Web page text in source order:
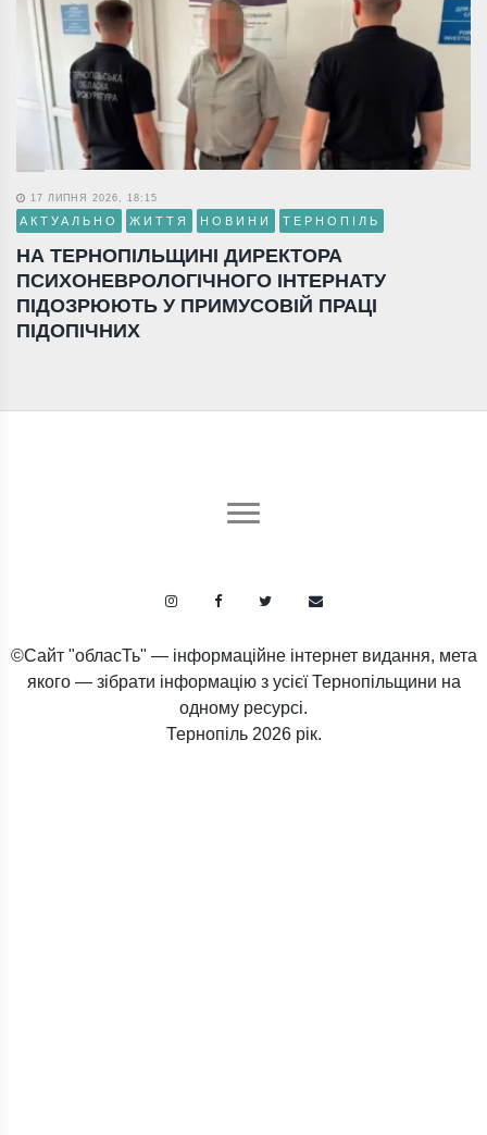
17 ЛИПНЯ 2026, 18:15
АКТУАЛЬНО ЖИТТЯ НОВИНИ ТЕРНОПІЛЬ
НА ТЕРНОПІЛЬЩИНІ ДИРЕКТОРА
ПСИХОНЕВРОЛОГІЧНОГО ІНТЕРНАТУ
ПІДОЗРЮЮТЬ У ПРИМУСОВІЙ ПРАЦІ
ПІДОПІЧНИХ
©Сайт "обласТь" — інформаційне інтернет видання, мета
якого — зібрати інформацію з усієї Тернопільщини на
одному ресурсі.
Тернопіль 2026 рік.